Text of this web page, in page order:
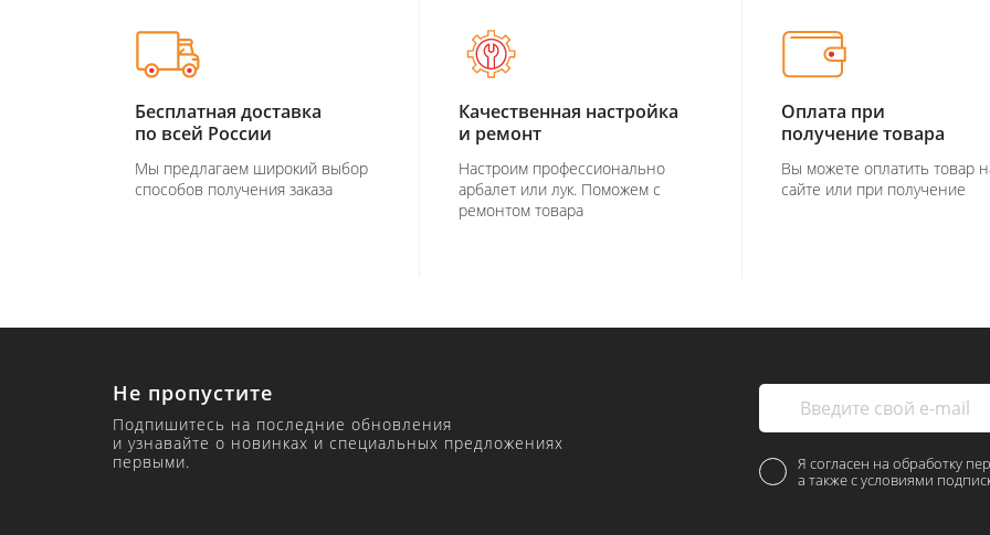
Бесплатная доставка
по всей России
Мы предлагаем широкий выбор
способов получения заказа
Качественная настройка
и ремонт
Настроим профессионально
арбалет или лук. Поможем с
ремонтом товара
Оплата при
получение товара
Вы можете оплатить товар
сайте или при получение
Не пропустите
Подпишитесь на последние обновления
и узнавайте о новинках и специальных предложениях
первыми.
Я согласен на обработку
а также с условиями